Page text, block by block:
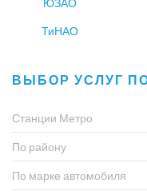
ЮЗАО
ТиНАО
ВЫБОР УСЛУГ
Станции Метро
По району
По марке автомобиля